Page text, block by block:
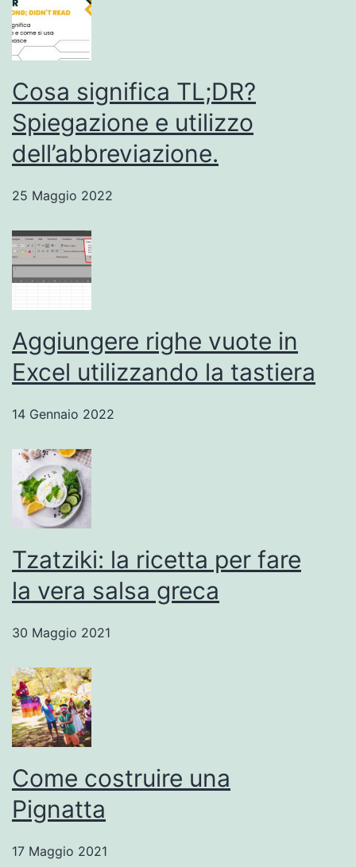
Cosa significa TL;DR?
Spiegazione e utilizzo
dell’abbreviazione.
25 Maggio 2022
Aggiungere righe vuote in
Excel utilizzando la tastiera
14 Gennaio 2022
Tzatziki: la ricetta per fare
la vera salsa greca
30 Maggio 2021
Come costruire una
Pignatta
17 Maggio 2021